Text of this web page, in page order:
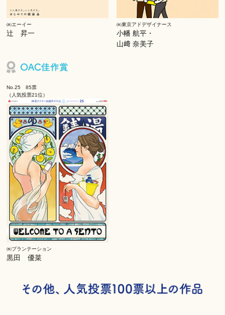
㈱エーイー
辻 昇一
㈱東京アドデザイナース
小幡 航平・
山﨑 奈美子
No.25 85票
（人気投票21位）
㈱プランテーション
黒田 優菜